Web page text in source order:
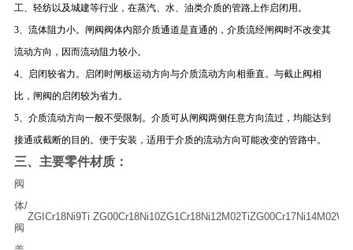
工、轻纺以及城建等行业，在蒸汽、水、油类介质的管路上作启闭用。
3、流体阻力小。闸阀阀体内部介质通道是直通的，介质流经闸阀时不改变其
流动方向，因而流动阻力较小。
4、启闭较省力。启闭时闸板运动方向与介质流动方向相垂直。与截止阀相
比，闸阀的启闭较为省力。
5、介质流动方向一般不受限制。介质可从闸阀两侧任意方向流过，均能达到
接通或截断的目的。便于安装，适用于介质的流动方向可能改变的管路中。
三、 主要零件材质：
阀
体/
阀
ZGICr18Ni9Ti ZG00Cr18Ni10ZG1Cr18Ni12M02TiZG00Cr17Ni14M02